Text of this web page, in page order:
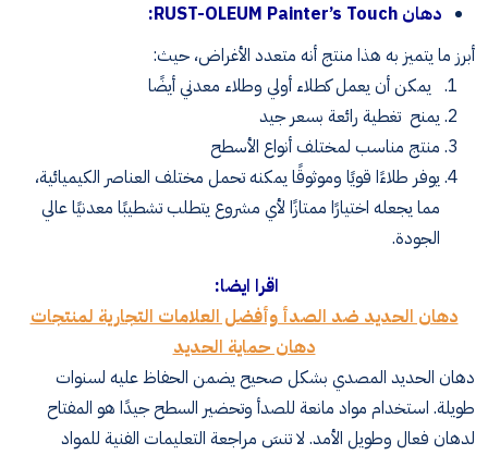
دهان RUST-OLEUM Painter’s Touch:
أبرز ما يتميز به هذا منتج أنه متعدد الأغراض، حيث:
يمكن أن يعمل كطلاء أولي وطلاء معدني أيضًا
يمنح تغطية رائعة بسعر جيد
منتج مناسب لمختلف أنواع الأسطح
يوفر طلاءًا قويًا وموثوقًا يمكنه تحمل مختلف العناصر الكيميائية،
مما يجعله اختيارًا ممتازًا لأي مشروع يتطلب تشطيبًا معدنيًا عالي
الجودة.
اقرا ايضا:
دهان الحديد ضد الصدأ وأفضل العلامات التجارية لمنتجات
دهان حماية الحديد
دهان الحديد المصدي بشكل صحيح يضمن الحفاظ عليه لسنوات
طويلة. استخدام مواد مانعة للصدأ وتحضير السطح جيدًا هو المفتاح
لدهان فعال وطويل الأمد. لا تنسَ مراجعة التعليمات الفنية للمواد